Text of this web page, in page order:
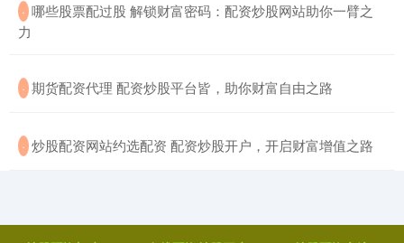
· ​哪些股票配过股 解锁财富密码：配资炒股网站助你一臂之
力
· ​期货配资代理 配资炒股平台皆，助你财富自由之路
· ​炒股配资网站约选配资 配资炒股开户，开启财富增值之路